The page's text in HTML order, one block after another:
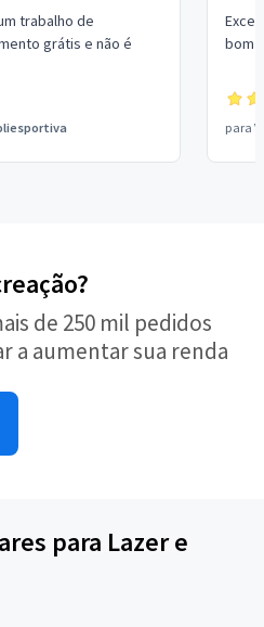
trabalho de
grátis e não é
bom
para
de 250 mil pedidos
a aumentar sua renda
para Lazer e